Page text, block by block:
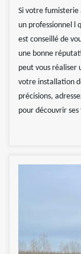
Si votre fumisterie
un professionnel l
est conseillé de
une bonne
peut vous réaliser
votre installation
précisions,
pour découvrir